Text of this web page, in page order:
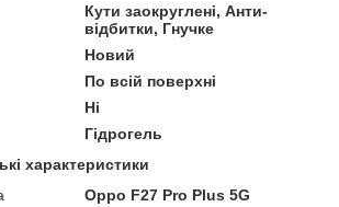
Кути заокруглені, Анти-
відбитки, Гнучке
Новий
По всій поверхні
Ні
Гідрогель
характеристики
Oppo F27 Pro Plus 5G